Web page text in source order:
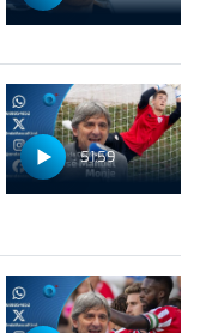
51:59